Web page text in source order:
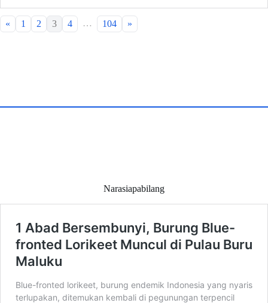
« 1 2 3 4 … 104 »
Narasiapabilang